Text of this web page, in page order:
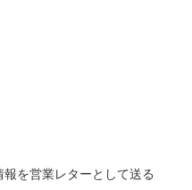
を営業レターとして送る